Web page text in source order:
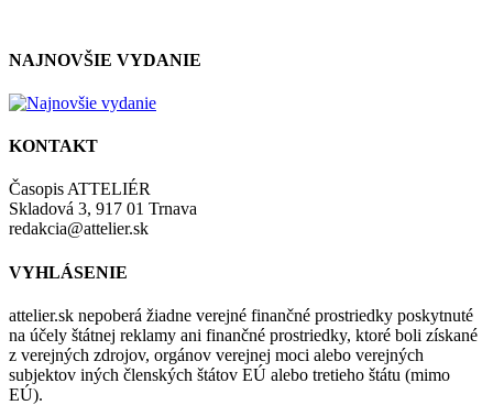
NAJNOVŠIE VYDANIE
KONTAKT
Časopis ATTELIÉR
Skladová 3, 917 01 Trnava
redakcia@attelier.sk
VYHLÁSENIE
attelier.sk nepoberá žiadne verejné finančné prostriedky poskytnuté
na účely štátnej reklamy ani finančné prostriedky, ktoré boli získané
z verejných zdrojov, orgánov verejnej moci alebo verejných
subjektov iných členských štátov EÚ alebo tretieho štátu (mimo
EÚ).